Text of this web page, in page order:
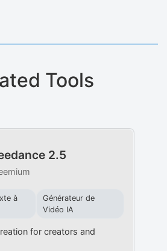
Tools
2.5
à
Générateur de
Vidéo IA
for creators and